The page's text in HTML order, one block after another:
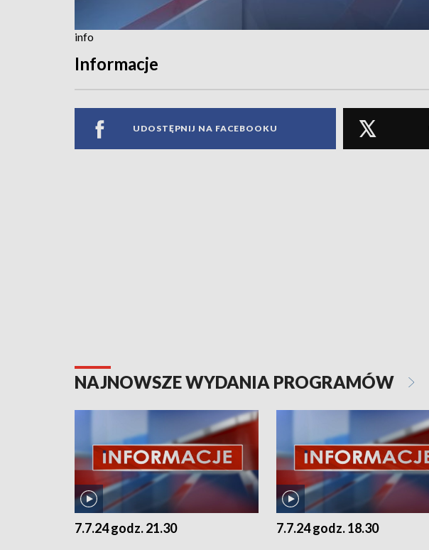
info
Informacje
UDOSTĘPNIJ NA FACEBOOKU
NAJNOWSZE WYDANIA PROGRAMÓW
7.7.24 godz. 21.30 7.7.24 godz. 18.30